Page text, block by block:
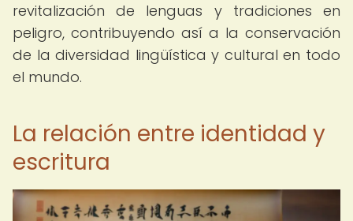
revitalización de lenguas y tradiciones en
peligro, contribuyendo así a la conservación
de la diversidad lingüística y cultural en todo
el mundo.
La relación entre identidad y
escritura